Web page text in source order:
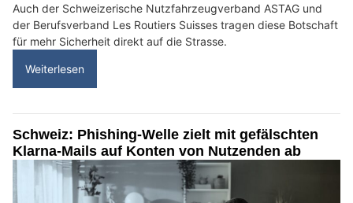
Auch der Schweizerische Nutzfahrzeugverband ASTAG und
der Berufsverband Les Routiers Suisses tragen diese Botschaft
für mehr Sicherheit direkt auf die Strasse.
Weiterlesen
Schweiz: Phishing-Welle zielt mit gefälschten
Klarna-Mails auf Konten von Nutzenden ab